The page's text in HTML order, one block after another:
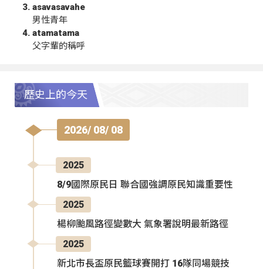
asavasavahe
男性青年
atamatama
父字輩的稱呼
歷史上的今天
2026/ 08/ 08
2025
8/9國際原民日 聯合國強調原民知識重要性
2025
楊柳颱風路徑變數大 氣象署說明最新路徑
2025
新北市長盃原民籃球賽開打 16隊同場競技